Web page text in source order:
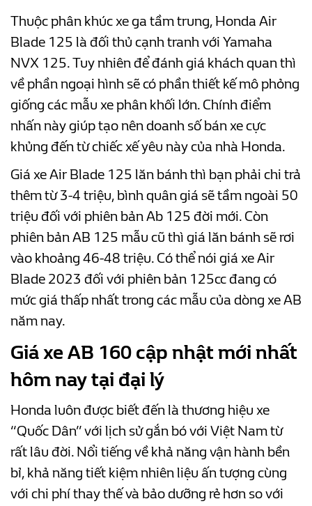
Thuộc phân khúc xe ga tầm trung, Honda Air
Blade 125 là đối thủ cạnh tranh với Yamaha
NVX 125. Tuy nhiên để đánh giá khách quan thì
về phần ngoại hình sẽ có phần thiết kế mô phỏng
giống các mẫu xe phân khối lớn. Chính điểm
nhấn này giúp tạo nên doanh số bán xe cực
khủng đến từ chiếc xế yêu này của nhà Honda.
Giá xe Air Blade 125 lăn bánh thì bạn phải chi trả
thêm từ 3-4 triệu, bình quân giá sẽ tầm ngoài 50
triệu đối với phiên bản Ab 125 đời mới. Còn
phiên bản AB 125 mẫu cũ thì giá lăn bánh sẽ rơi
vào khoảng 46-48 triệu. Có thể nói giá xe Air
Blade 2023 đối với phiên bản 125cc đang có
mức giá thấp nhất trong các mẫu của dòng xe AB
năm nay.
Giá xe AB 160 cập nhật mới nhất
hôm nay tại đại lý
Honda luôn được biết đến là thương hiệu xe
“Quốc Dân” với lịch sử gắn bó với Việt Nam từ
rất lâu đời. Nổi tiếng về khả năng vận hành bền
bỉ, khả năng tiết kiệm nhiên liệu ấn tượng cùng
với chi phí thay thế và bảo dưỡng rẻ hơn so với